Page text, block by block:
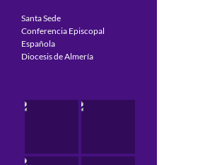
Santa Sede
Conferencia Episcopal
Española
Diocesis de Almería